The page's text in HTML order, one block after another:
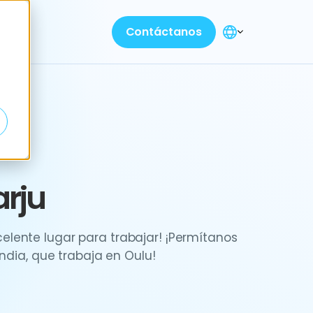
Contáctanos
lugar para trabajar! ¡Permítanos
que trabaja en Oulu!